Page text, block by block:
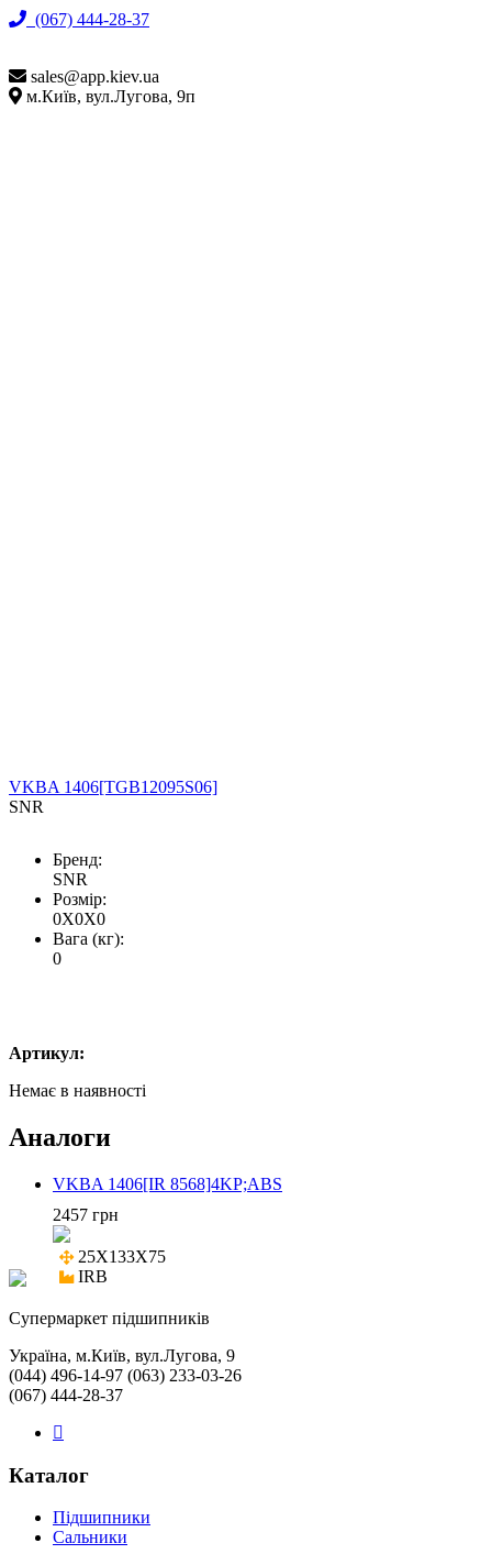
(067) 444-28-37
sales@app.kiev.ua
м.Київ, вул.Лугова, 9п
VKBA 1406[TGB12095S06]
SNR
Бренд:
SNR
Розмір:
0X0X0
Вага (кг):
0
Артикул:
Немає в наявності
Аналоги
VKBA 1406[IR 8568]4KP;ABS
2457 грн
25X133X75
IRB
Cупермаркет підшипників
Україна, м.Київ, вул.Лугова, 9
(044) 496-14-97 (063) 233-03-26
(067) 444-28-37
Каталог
Підшипники
Сальники